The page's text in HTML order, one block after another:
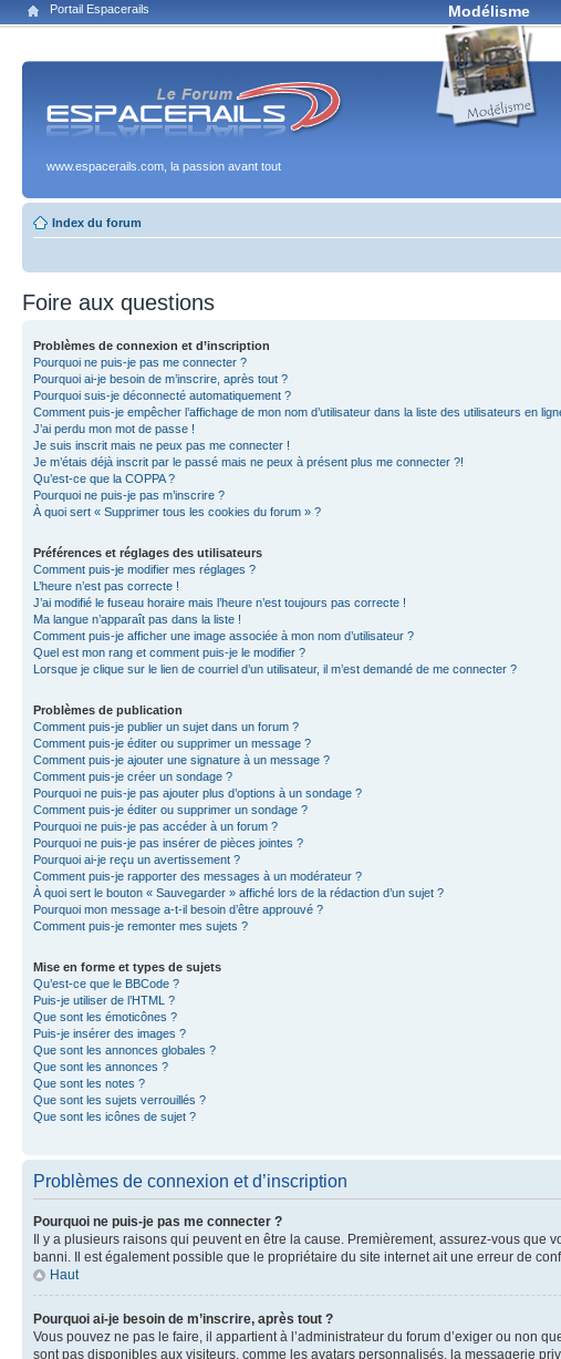
Portail Espacerails Modélisme
www.espacerails.com, la passion avant tout
Index du forum
Foire aux questions
Problèmes de connexion et d’inscription
Pourquoi ne puis-je pas me connecter ?
Pourquoi ai-je besoin de m’inscrire, après tout ?
Pourquoi suis-je déconnecté automatiquement ?
Comment puis-je empêcher l’affichage de mon nom d’utilisateur dans la liste des utilisateurs en
J’ai perdu mon mot de passe !
Je suis inscrit mais ne peux pas me connecter !
Je m’étais déjà inscrit par le passé mais ne peux à présent plus me connecter ?!
Qu’est-ce que la COPPA ?
Pourquoi ne puis-je pas m’inscrire ?
À quoi sert « Supprimer tous les cookies du forum » ?
Préférences et réglages des utilisateurs
Comment puis-je modifier mes réglages ?
L’heure n’est pas correcte !
J’ai modifié le fuseau horaire mais l’heure n’est toujours pas correcte !
Ma langue n’apparaît pas dans la liste !
Comment puis-je afficher une image associée à mon nom d’utilisateur ?
Quel est mon rang et comment puis-je le modifier ?
Lorsque je clique sur le lien de courriel d’un utilisateur, il m’est demandé de me connecter ?
Problèmes de publication
Comment puis-je publier un sujet dans un forum ?
Comment puis-je éditer ou supprimer un message ?
Comment puis-je ajouter une signature à un message ?
Comment puis-je créer un sondage ?
Pourquoi ne puis-je pas ajouter plus d’options à un sondage ?
Comment puis-je éditer ou supprimer un sondage ?
Pourquoi ne puis-je pas accéder à un forum ?
Pourquoi ne puis-je pas insérer de pièces jointes ?
Pourquoi ai-je reçu un avertissement ?
Comment puis-je rapporter des messages à un modérateur ?
À quoi sert le bouton « Sauvegarder » affiché lors de la rédaction d’un sujet ?
Pourquoi mon message a-t-il besoin d’être approuvé ?
Comment puis-je remonter mes sujets ?
Mise en forme et types de sujets
Qu’est-ce que le BBCode ?
Puis-je utiliser de l’HTML ?
Que sont les émoticônes ?
Puis-je insérer des images ?
Que sont les annonces globales ?
Que sont les annonces ?
Que sont les notes ?
Que sont les sujets verrouillés ?
Que sont les icônes de sujet ?
Problèmes de connexion et d’inscription
Pourquoi ne puis-je pas me connecter ?
Il y a plusieurs raisons qui peuvent en être la cause. Premièrement, assurez-vous que
banni. Il est également possible que le propriétaire du site internet ait une erreur de
Haut
Pourquoi ai-je besoin de m’inscrire, après tout ?
Vous pouvez ne pas le faire, il appartient à l’administrateur du forum d’exiger ou non
sont pas disponibles aux visiteurs, comme les avatars personnalisés, la messagerie